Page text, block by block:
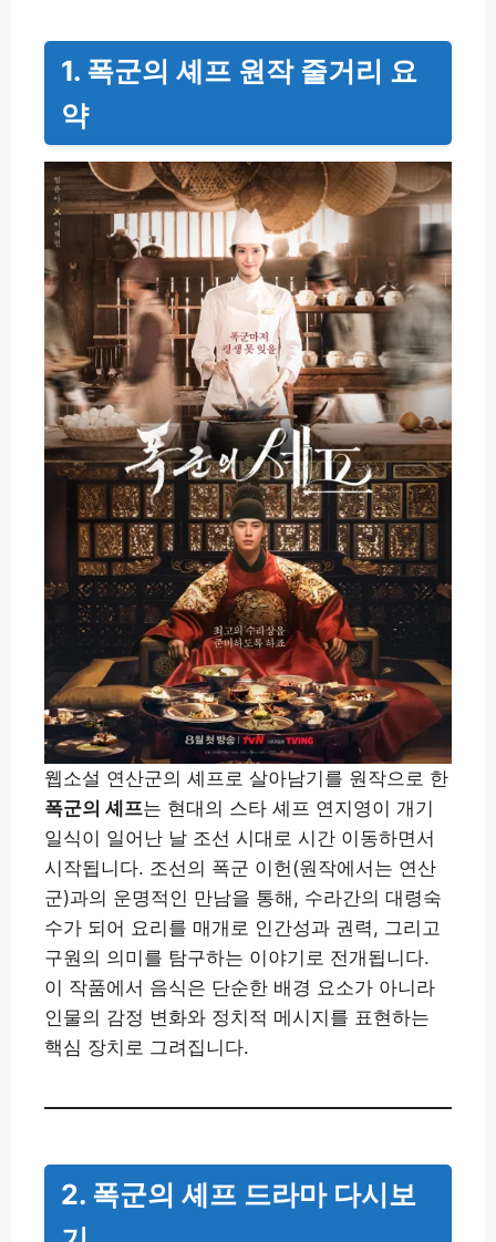
1. 폭군의 셰프 원작 줄거리 요
약
웹소설 연산군의 셰프로 살아남기를 원작으로 한
폭군의 셰프는 현대의 스타 셰프 연지영이 개기
일식이 일어난 날 조선 시대로 시간 이동하면서
시작됩니다. 조선의 폭군 이헌(원작에서는 연산
군)과의 운명적인 만남을 통해, 수라간의 대령숙
수가 되어 요리를 매개로 인간성과 권력, 그리고
구원의 의미를 탐구하는 이야기로 전개됩니다.
이 작품에서 음식은 단순한 배경 요소가 아니라
인물의 감정 변화와 정치적 메시지를 표현하는
핵심 장치로 그려집니다.
2. 폭군의 셰프 드라마 다시보